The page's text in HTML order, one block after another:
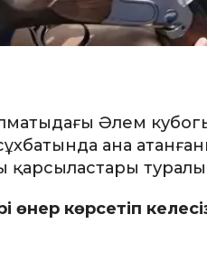
Әлем
ана
өнер көрсетіп